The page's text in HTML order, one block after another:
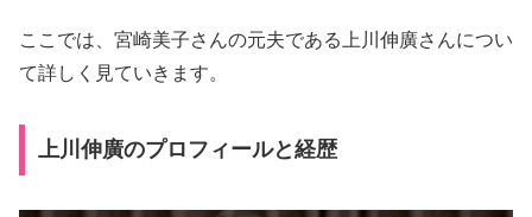
ここでは、宮崎美子さんの元夫である上川伸廣さんについ
て詳しく見ていきます。
上川伸廣のプロフィールと経歴